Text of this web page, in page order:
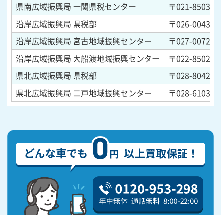
県南広域振興局 一関県税センター
〒021-8503
沿岸広域振興局 県税部
〒026-0043
沿岸広域振興局 宮古地域振興センター
〒027-0072
沿岸広域振興局 大船渡地域振興センター
〒022-8502
県北広域振興局 県税部
〒028-8042
県北広域振興局 二戸地域振興センター
〒028-6103